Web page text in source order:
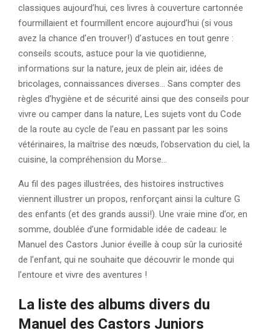
classiques aujourd’hui, ces livres à couverture cartonnée
fourmillaient et fourmillent encore aujourd’hui (si vous
avez la chance d’en trouver!) d’astuces en tout genre :
conseils scouts, astuce pour la vie quotidienne,
informations sur la nature, jeux de plein air, idées de
bricolages, connaissances diverses… Sans compter des
règles d’hygiène et de sécurité ainsi que des conseils pour
vivre ou camper dans la nature, Les sujets vont du Code
de la route au cycle de l’eau en passant par les soins
vétérinaires, la maîtrise des nœuds, l’observation du ciel, la
cuisine, la compréhension du Morse…
Au fil des pages illustrées, des histoires instructives
viennent illustrer un propos, renforçant ainsi la culture G
des enfants (et des grands aussi!). Une vraie mine d’or, en
somme, doublée d’une formidable idée de cadeau: le
Manuel des Castors Junior éveille à coup sûr la curiosité
de l’enfant, qui ne souhaite que découvrir le monde qui
l’entoure et vivre des aventures !
La liste des albums divers du
Manuel des Castors Juniors